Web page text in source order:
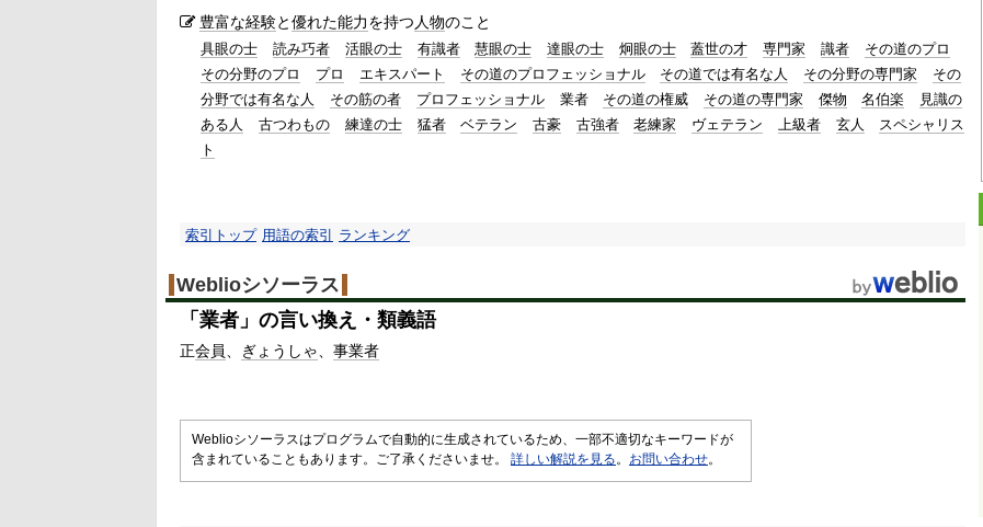
豊富な経験と優れた能力を持つ人物のこと
具眼の士 読み巧者 活眼の士 有識者 慧眼の士 達眼の士 炯眼の士 蓋世の才 専門家 識者
その道のプロ
その分野のプロ
プロ エキスパート その道のプロフェッショナル その道では有名な人 その分野の専門家
その
分野では有名な人
その筋の者 プロフェッショナル 業者 その道の権威 その道の専門家 傑物 名伯楽
見識の
ある人
古つわもの 練達の士 猛者 ベテラン 古豪 古強者 老練家 ヴェテラン 上級者 玄人
スペシャリス
ト
索引トップ 用語の索引 ランキング
Weblioシソーラス
「 業者 」の言い換え・類義語
正会員 ぎょうしゃ 事業者
Weblioシソーラスはプログラムで自動的に生成されているため、一部不適切なキーワードが
含まれていることもあります。ご了承くださいませ。 詳しい解説を見る 。 お問い合わせ。